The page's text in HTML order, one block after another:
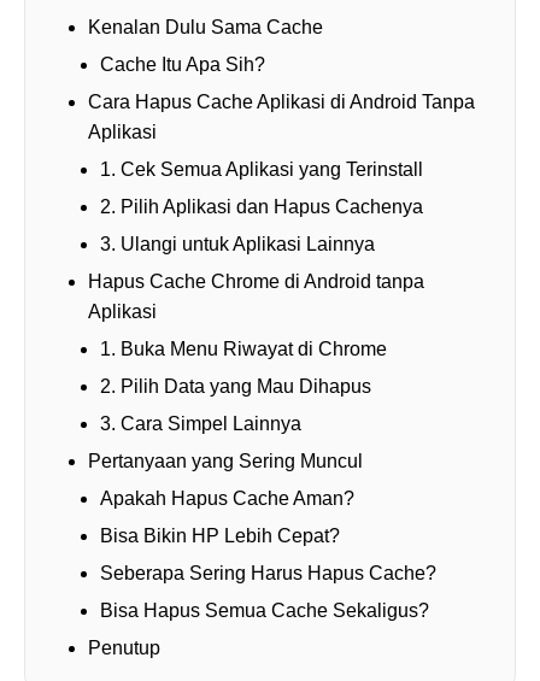
Kenalan Dulu Sama Cache
Cache Itu Apa Sih?
Cara Hapus Cache Aplikasi di Android Tanpa
Aplikasi
1. Cek Semua Aplikasi yang Terinstall
2. Pilih Aplikasi dan Hapus Cachenya
3. Ulangi untuk Aplikasi Lainnya
Hapus Cache Chrome di Android tanpa
Aplikasi
1. Buka Menu Riwayat di Chrome
2. Pilih Data yang Mau Dihapus
3. Cara Simpel Lainnya
Pertanyaan yang Sering Muncul
Apakah Hapus Cache Aman?
Bisa Bikin HP Lebih Cepat?
Seberapa Sering Harus Hapus Cache?
Bisa Hapus Semua Cache Sekaligus?
Penutup